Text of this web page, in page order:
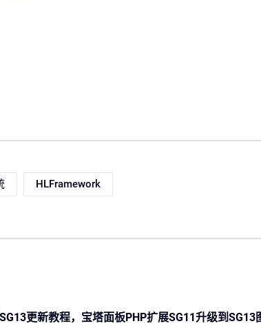
HLFramework
更新教程，宝塔面板PHP扩展SG11升级到SG13